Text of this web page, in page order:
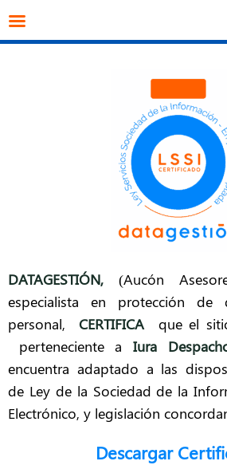
DATAGESTIÓN, (Aucón
especialista en protección de
personal,CERTIFICA que el
perteneciente a Iura
encuentra adaptado a las
de Ley de la Sociedad de la
Electrónico, y legislación
Descargar